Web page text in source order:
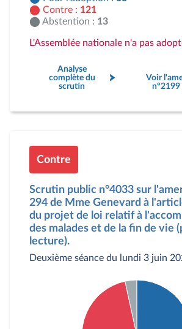
Contre : 121
Abstention : 13
L'Assemblée nationale n'a pas
Analyse
complète du
scrutin
Voir
n°2199
Contre
Scrutin public n°4033 sur
294 de Mme Genevard à
du projet de loi relatif à
des malades et de la fin de vie
lecture).
Deuxième séance du lundi 3 juin